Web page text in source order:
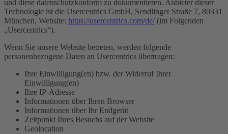
und diese datenschutzkonform zu dokumentieren. Anbieter dieser
Technologie ist die Usercentrics GmbH, Sendlinger Straße 7, 80331
München, Website: https://usercentrics.com/de/ (im Folgenden
„Usercentrics“).
Wenn Sie unsere Website betreten, werden folgende
personenbezogene Daten an Usercentrics übertragen:
Ihre Einwilligung(en) bzw. der Widerruf Ihrer
Einwilligung(en)
Ihre IP-Adresse
Informationen über Ihren Browser
Informationen über Ihr Endgerät
Zeitpunkt Ihres Besuchs auf der Website
Geolocation